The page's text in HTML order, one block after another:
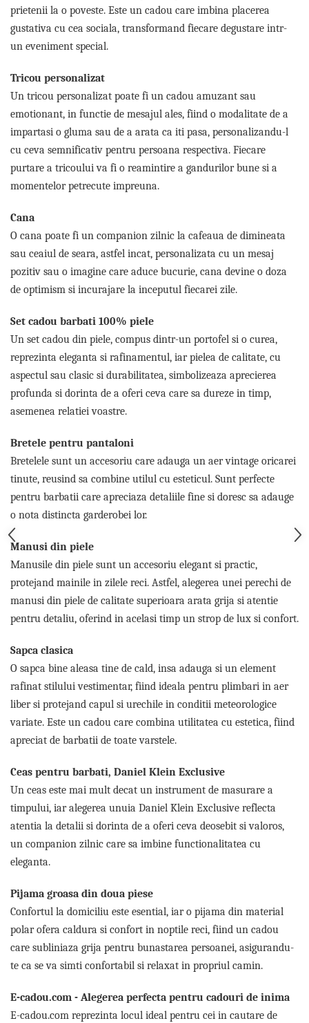
Umbrele
Pijamale de copii
Pijamale BIG SIZE femei
Tricouri de craciun
Tricouri de cuplu Valentine's Day
Valentine's Day
Cadouri pentru Bunici
Cadouri pentru Nasi si Fini
Cadouri Craciun
Cadouri pentru Mama
Cadouri pentru profesori sau absolventi
Cadouri Back to school
Cadouri de Paște
Cadouri Traditionale Romanesti
8 Martie
Cadouri Iubitori de animale
Cadouri GRAVIDE
Cadouri pentru sportivi
Cadouri Pensionare
Cadouri Colegi, sefi sau angajati
Cadouri pentru Doctori
Martisoare
prietenii la o poveste. Este un cadou care imbina placerea
gustativa cu cea sociala, transformand fiecare degustare intr-
un eveniment special.
Tricou personalizat
Un tricou personalizat poate fi un cadou amuzant sau
emotionant, in functie de mesajul ales, fiind o modalitate de a
impartasi o gluma sau de a arata ca iti pasa, personalizandu-l
cu ceva semnificativ pentru persoana respectiva. Fiecare
purtare a tricoului va fi o reamintire a gandurilor bune si a
momentelor petrecute impreuna.
Cana
O cana poate fi un companion zilnic la cafeaua de dimineata
sau ceaiul de seara, astfel incat, personalizata cu un mesaj
pozitiv sau o imagine care aduce bucurie, cana devine o doza
de optimism si incurajare la inceputul fiecarei zile.
Set cadou barbati 100% piele
Un set cadou din piele, compus dintr-un portofel si o curea,
reprezinta eleganta si rafinamentul, iar pielea de calitate, cu
aspectul sau clasic si durabilitatea, simbolizeaza aprecierea
profunda si dorinta de a oferi ceva care sa dureze in timp,
asemenea relatiei voastre.
Bretele pentru pantaloni
Bretelele sunt un accesoriu care adauga un aer vintage oricarei
tinute, reusind sa combine utilul cu esteticul. Sunt perfecte
pentru barbatii care apreciaza detaliile fine si doresc sa adauge
o nota distincta garderobei lor.
Manusi din piele
Manusile din piele sunt un accesoriu elegant si practic,
protejand mainile in zilele reci. Astfel, alegerea unei perechi de
manusi din piele de calitate superioara arata grija si atentie
pentru detaliu, oferind in acelasi timp un strop de lux si confort.
Sapca clasica
O sapca bine aleasa tine de cald, insa adauga si un element
rafinat stilului vestimentar, fiind ideala pentru plimbari in aer
liber si protejand capul si urechile in conditii meteorologice
variate. Este un cadou care combina utilitatea cu estetica, fiind
apreciat de barbatii de toate varstele.
Ceas pentru barbati, Daniel Klein Exclusive
Un ceas este mai mult decat un instrument de masurare a
timpului, iar alegerea unuia Daniel Klein Exclusive reflecta
atentia la detalii si dorinta de a oferi ceva deosebit si valoros,
un companion zilnic care sa imbine functionalitatea cu
eleganta.
Pijama groasa din doua piese
Confortul la domiciliu este esential, iar o pijama din material
polar ofera caldura si confort in noptile reci, fiind un cadou
care subliniaza grija pentru bunastarea persoanei, asigurandu-
te ca se va simti confortabil si relaxat in propriul camin.
E-cadou.com - Alegerea perfecta pentru cadouri de inima
E-cadou.com reprezinta locul ideal pentru cei in cautare de